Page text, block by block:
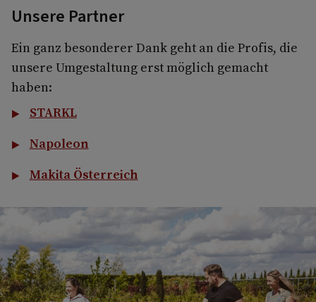
Unsere Partner
Ein ganz besonderer Dank geht an die Profis, die
unsere Umgestaltung erst möglich gemacht
haben:
STARKL
Napoleon
Makita Österreich